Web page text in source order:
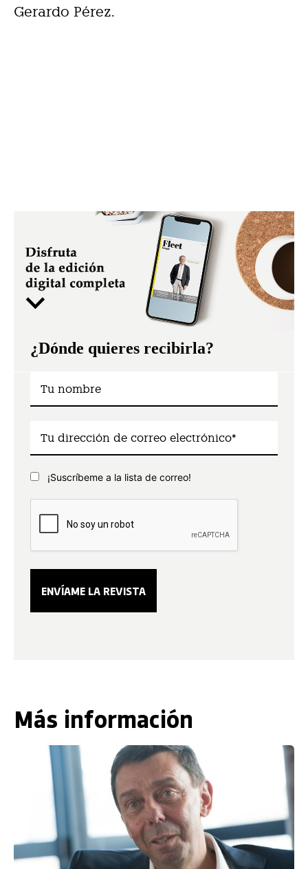
Gerardo Pérez.
¿Dónde quieres recibirla?
¡Suscríbeme a la lista de correo!
Más información